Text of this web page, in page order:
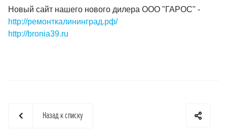
Новый сайт нашего нового дилера ООО "ГАРОС" -
http://ремонткалининград.рф/
http://bronia39.ru
Назад к списку